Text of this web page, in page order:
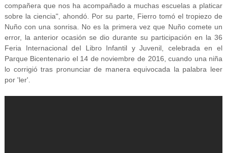
compañera que nos ha acompañado a muchas escuelas a platicar
sobre la ciencia", ahondó. Por su parte, Fierro tomó el tropiezo de
Nuño con una sonrisa. No es la primera vez que Nuño comete un
error, la anterior ocasión se dio durante su participación en la 36
Feria Internacional del Libro Infantil y Juvenil, celebrada en el
Parque Bicentenario el 14 de noviembre de 2016, cuando una niña
lo corrigió tras pronunciar de manera equivocada la palabra leer
por 'ler'.